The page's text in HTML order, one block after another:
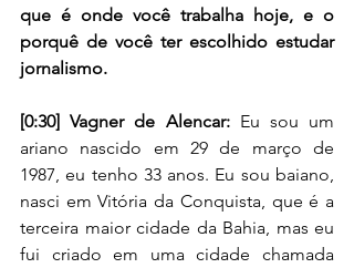
que é onde você trabalha hoje, e o
porquê de você ter escolhido estudar
jornalismo.
[0:30] Vagner de Alencar: Eu sou um
ariano nascido em 29 de março de
1987, eu tenho 33 anos. Eu sou baiano,
nasci em Vitória da Conquista, que é a
terceira maior cidade da Bahia, mas eu
fui criado em uma cidade chamada